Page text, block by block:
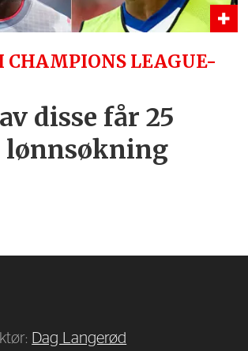
CHAMPIONS LEAGUE-
disse får 25
lønnsøkning
Dag Langerød